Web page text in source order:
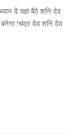
दें यहां बैठे शनि देव
!चंद्र देव शनि देव